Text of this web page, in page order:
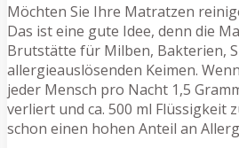
Möchten Sie Ihre Matratzen
Das ist eine gute Idee, denn die
Brutstätte für Milben, Bakterien,
allergieauslösenden Keimen.
jeder Mensch pro Nacht 1,5
verliert und ca. 500 ml Flüssigkeit
schon einen hohen Anteil an